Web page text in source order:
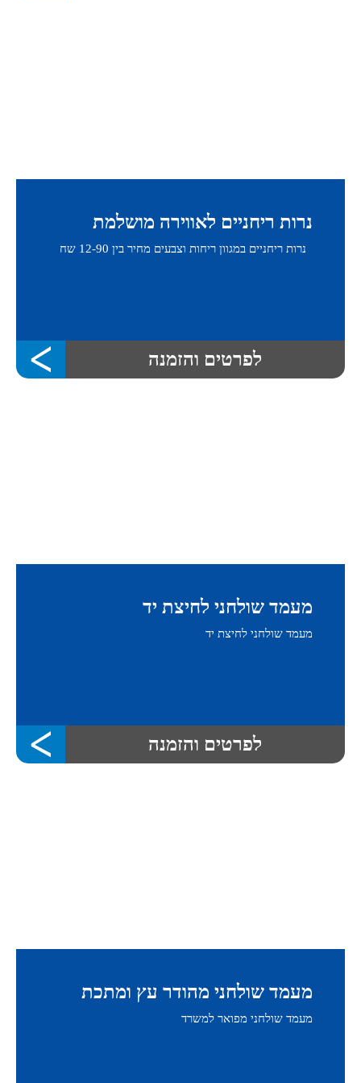
נרות ריחניים לאווירה מושלמת
נרות ריחניים במגוון ריחות וצבעים מחיר בין 12-90 שח
לפרטים והזמנה
מעמד שולחני לחיצת יד
מעמד שולחני לחיצת יד
לפרטים והזמנה
מעמד שולחני מהודר עץ ומתכת
מעמד שולחני מפואר למשרד